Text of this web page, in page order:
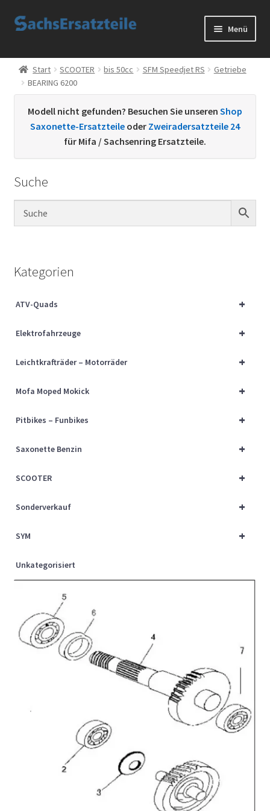
Zur
Zum
Menü
Start
AGB
Datenschutzerklärung
Kontakt
Sachs Ersatzteile
Über uns
Start SCOOTER bis 50cc SFM Speedjet RS
Getriebe
BEARING 6200
Modell nicht gefunden? Besuchen Sie unseren Shop
Saxonette-Ersatzteile oder Zweiradersatzteile 24
für Mifa / Sachsenring Ersatzteile.
Suche
Kategorien
+
ATV-Quads
+
Elektrofahrzeuge
+
Leichtkrafträder – Motorräder
+
Mofa Moped Mokick
+
Pitbikes – Funbikes
+
Saxonette Benzin
+
SCOOTER
+
Sonderverkauf
+
SYM
Unkategorisiert